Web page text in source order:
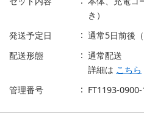
き）
発送予定日
通常5日前後
配送形態
通常配送
詳細は こちら
管理番号
FT1193-